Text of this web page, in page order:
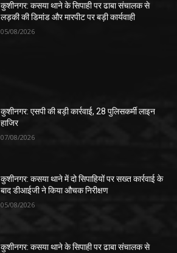
कुशीनगर: कसया थाने के सिपाही पर ढाबा संचालक से
लड़की की डिमांड और मारपीट पर बड़ी कार्यवाही
05/08/2026
कुशीनगर: एसपी की बड़ी कार्रवाई, 28 पुलिसकर्मी लाइन
हाजिर
07/08/2026
कुशीनगर: कसया थाने में दो सिपाहियों पर सख्त कार्रवाई के
बाद डीआईजी ने किया औचक निरीक्षण
05/08/2026
कुशीनगर: कसया थाने के सिपाही पर ढाबा संचालक से